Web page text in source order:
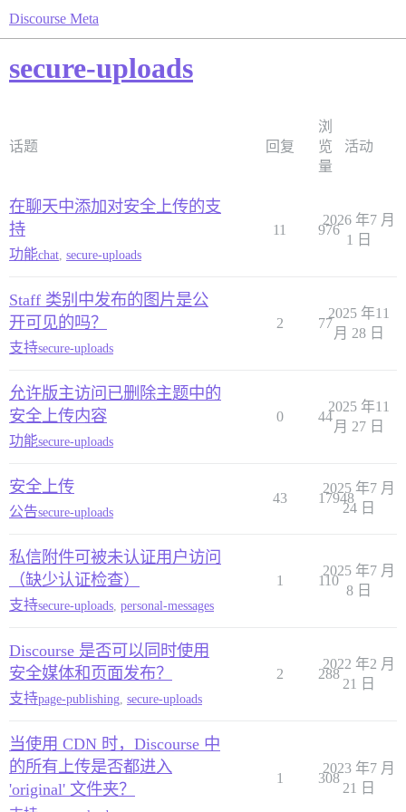
Discourse Meta
secure-uploads
话题 回复
浏
览
量
活动
在聊天中添加对安全上传的支
持
功能chat secure-uploads
11 976
2026 年7 月
1 日
Staff 类别中发布的图片是公
开可见的吗？
支持secure-uploads
2 77
2025 年11
月 28 日
允许版主访问已删除主题中的
安全上传内容
功能secure-uploads
0 44
2025 年11
月 27 日
安全上传
公告secure-uploads
43 17948
2025 年7 月
24 日
私信附件可被未认证用户访问
（缺少认证检查）
支持secure-uploads personal-messages
1 110
2025 年7 月
8 日
Discourse 是否可以同时使用
安全媒体和页面发布？
支持page-publishing secure-uploads
2 288
2022 年2 月
21 日
当使用 CDN 时，Discourse 中
的所有上传是否都进入
'original' 文件夹？
1 308
2023 年7 月
21 日